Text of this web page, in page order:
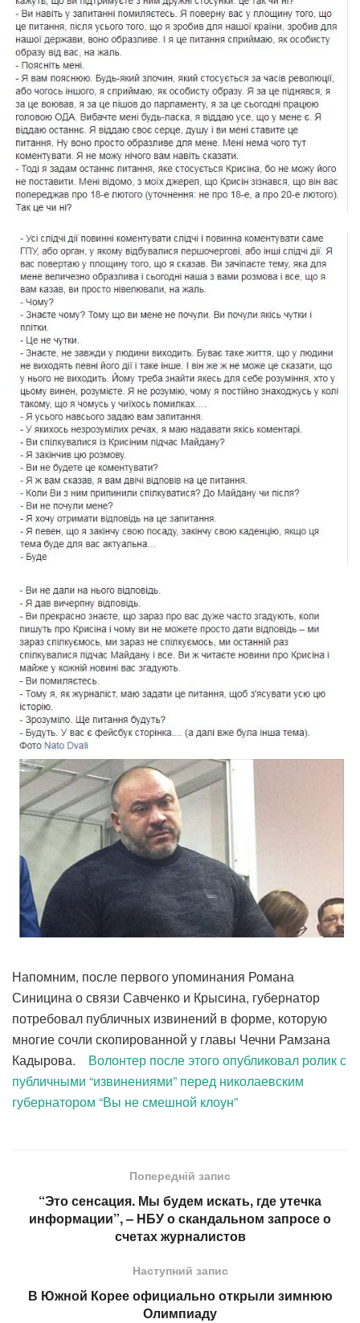
Напомним, после первого упоминания Романа
Синицина о связи Савченко и Крысина, губернатор
потребовал публичных извинений в форме, которую
многие сочли скопированной у главы Чечни Рамзана
Кадырова. Волонтер после этого опубликовал ролик с
публичными “извинениями” перед николаевским
губернатором “Вы не смешной клоун”
Попередній запис
“Это сенсация. Мы будем искать, где утечка
информации”, – НБУ о скандальном запросе о
счетах журналистов
Наступний запис
В Южной Корее официально открыли зимнюю
Олимпиаду